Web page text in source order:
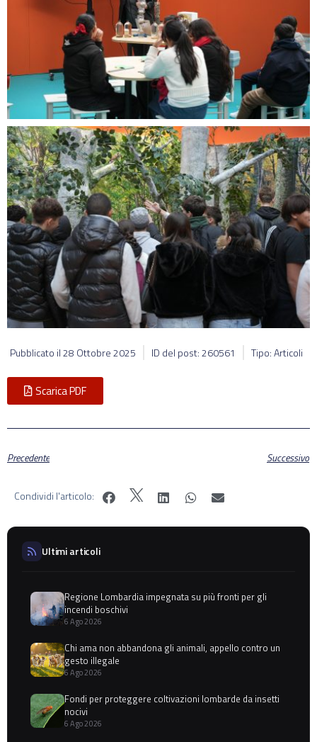
Pubblicato il28 Ottobre 2025 ID del post: 260561 Tipo: Articoli
Scarica PDF
Precedente Successivo
Condividi l'articolo:
Ultimi articoli
Regione Lombardia impegnata su più fronti per gli
incendi boschivi
6 Ago 2026
Chi ama non abbandona gli animali, appello contro un
gesto illegale
6 Ago 2026
Fondi per proteggere coltivazioni lombarde da insetti
nocivi
6 Ago 2026